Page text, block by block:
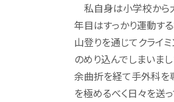
私自身は小学校から
年目はすっかり運動す
山登りを通じてクライ
のめり込んでしまいま
余曲折を経て手外科を
を極めるべく日々を送